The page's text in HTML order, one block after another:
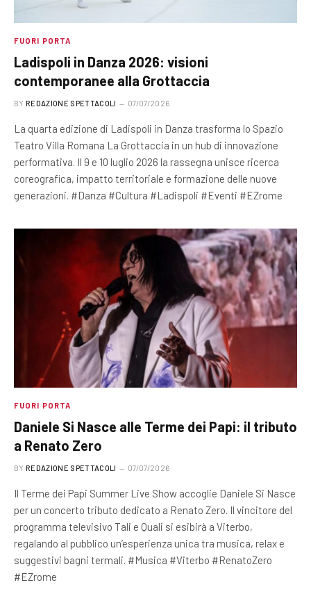
FUORI PORTA
Ladispoli in Danza 2026: visioni
contemporanee alla Grottaccia
BY REDAZIONE SPETTACOLI 07/07/2026
La quarta edizione di Ladispoli in Danza trasforma lo Spazio
Teatro Villa Romana La Grottaccia in un hub di innovazione
performativa. Il 9 e 10 luglio 2026 la rassegna unisce ricerca
coreografica, impatto territoriale e formazione delle nuove
generazioni. #Danza #Cultura #Ladispoli #Eventi #EZrome
FUORI PORTA
Daniele Si Nasce alle Terme dei Papi: il tributo
a Renato Zero
BY REDAZIONE SPETTACOLI 07/07/2026
Il Terme dei Papi Summer Live Show accoglie Daniele Si Nasce
per un concerto tributo dedicato a Renato Zero. Il vincitore del
programma televisivo Tali e Quali si esibirà a Viterbo,
regalando al pubblico un’esperienza unica tra musica, relax e
suggestivi bagni termali. #Musica #Viterbo #RenatoZero
#EZrome